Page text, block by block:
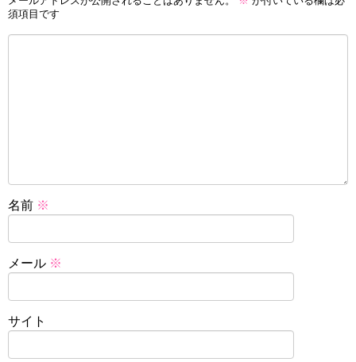
須項目です
名前 ※
メール ※
サイト